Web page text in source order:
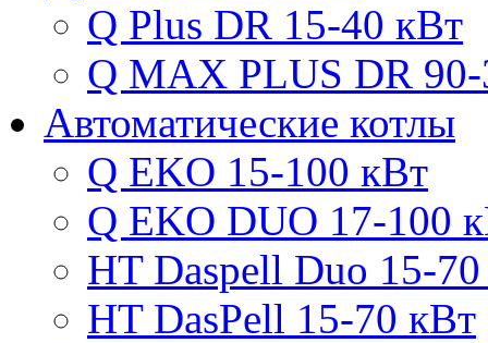
Q Plus DR 15-40 кВт
Q MAX PLUS DR
Автоматические котлы
Q EKO 15-100 кВт
Q EKO DUO 17-100
HT Daspell Duo 15-
HT DasPell 15-70 кВт